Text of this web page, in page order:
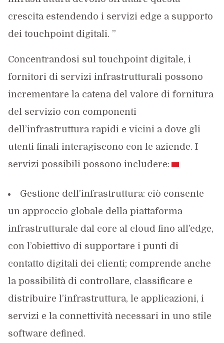
crescita estendendo i servizi edge a supporto
dei touchpoint digitali. ”
Concentrandosi sul touchpoint digitale, i
fornitori di servizi infrastrutturali possono
incrementare la catena del valore di fornitura
del servizio con componenti
dell’infrastruttura rapidi e vicini a dove gli
utenti finali interagiscono con le aziende. I
servizi possibili possono includere:
Gestione dell’infrastruttura: ciò consente
un approccio globale della piattaforma
infrastrutturale dal core al cloud fino all’edge,
con l’obiettivo di supportare i punti di
contatto digitali dei clienti; comprende anche
la possibilità di controllare, classificare e
distribuire l’infrastruttura, le applicazioni, i
servizi e la connettività necessari in uno stile
software defined.